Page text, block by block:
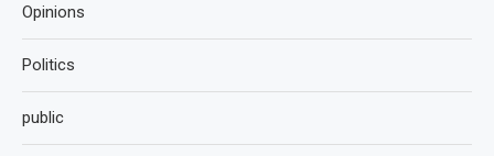
Opinions
Politics
public